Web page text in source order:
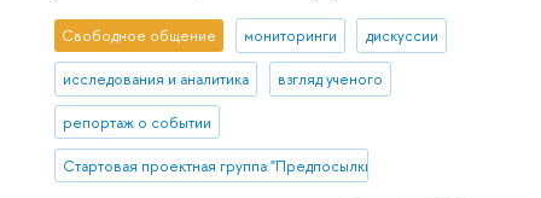
Свободное общение мониторинги дискуссии
исследования и аналитика взгляд ученого
репортаж о событии
Стартовая проектная группа "Предпосылки использования и